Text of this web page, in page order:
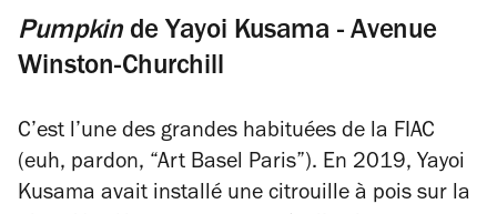
Pumpkinde Yayoi Kusama - Avenue
Winston-Churchill
C’est l’une des grandes habituées de la FIAC
(euh, pardon, “Art Basel Paris”). En 2019, Yayoi
Kusama avait installé une citrouille à pois sur la